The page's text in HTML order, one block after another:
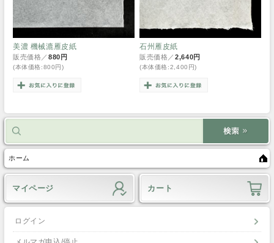
美濃 機械漉雁皮紙
販売価格／880円
(本体価格:800円)
石州雁皮紙
販売価格／2,640円
(本体価格:2,400円)
ホーム
マイページ カート
ログイン